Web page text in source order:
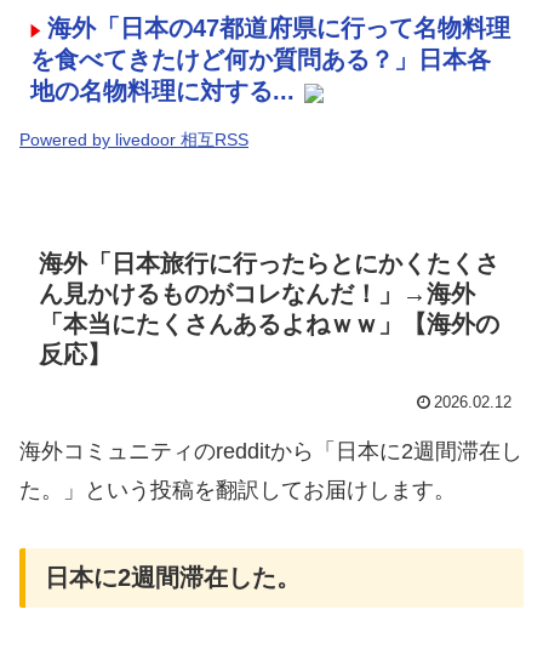
海外「日本の47都道府県に行って名物料理
を食べてきたけど何か質問ある？」日本各
地の名物料理に対する...
Powered by livedoor 相互RSS
海外「日本旅行に行ったらとにかくたくさ
ん見かけるものがコレなんだ！」→海外
「本当にたくさんあるよねｗｗ」【海外の
反応】
2026.02.12
海外コミュニティのredditから「日本に2週間滞在し
た。」という投稿を翻訳してお届けします。
日本に2週間滞在した。